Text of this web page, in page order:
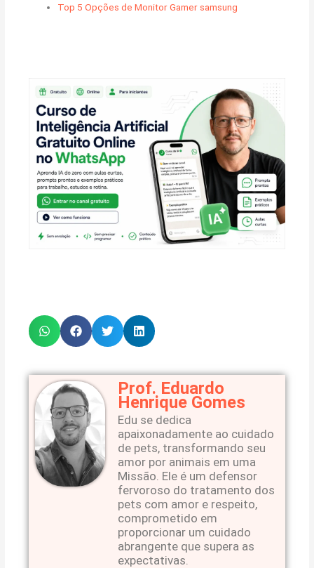
Top 5 Opções de Monitor Gamer samsung
Prof. Eduardo
Henrique Gomes
Edu se dedica
apaixonadamente ao cuidado
de pets, transformando seu
amor por animais em uma
Missão. Ele é um defensor
fervoroso do tratamento dos
pets com amor e respeito,
comprometido em
proporcionar um cuidado
abrangente que supera as
expectativas.